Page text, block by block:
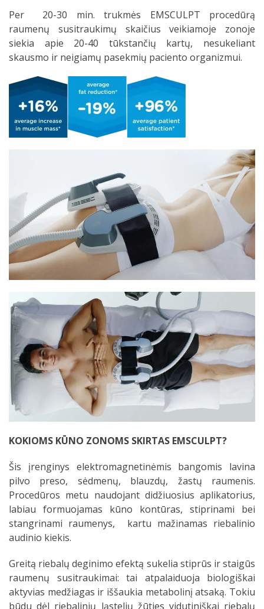
Per 20-30 min. trukmės EMSCULPT procedūrą
raumenų susitraukimų skaičius veikiamoje zonoje
siekia apie 20-40 tūkstančių kartų, nesukeliant
skausmo ir neigiamų pasekmių paciento organizmui.
KOKIOMS KŪNO ZONOMS SKIRTAS EMSCULPT?
Šis įrenginys elektromagnetinėmis bangomis lavina
pilvo preso, sėdmenų, blauzdų, žastų raumenis.
Procedūros metu naudojant didžiuosius aplikatorius,
labiau formuojamas kūno kontūras, stiprinami bei
stangrinami raumenys, kartu mažinamas riebalinio
audinio kiekis.
Greitą riebalų deginimo efektą sukelia stiprūs ir staigūs
raumenų susitraukimai: tai atpalaiduoja biologiškai
aktyvias medžiagas ir iššaukia metabolinį atsaką. Tokiu
būdu dėl riebalinių ląstelių žūties vidutiniškai riebalų